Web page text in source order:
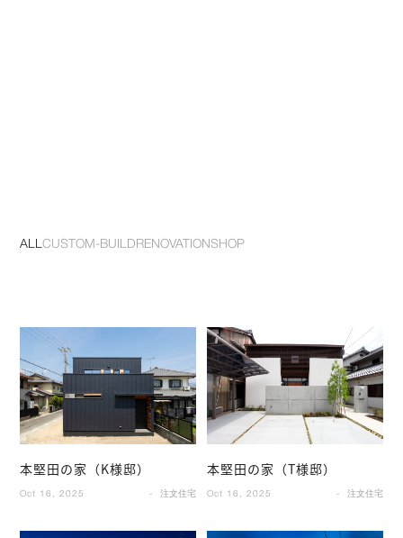
ALLCUSTOM-BUILD RENOVATIONSHOP
本堅田の家（K様邸）
Oct 16, 2025 注文住宅
本堅田の家（T様邸）
Oct 16, 2025 注文住宅